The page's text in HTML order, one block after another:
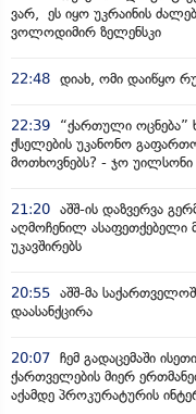
ვარ, ეს იყო უკრაინის
ვოლოდიმირ ზელენსკი
22:48 დიახ, ომი დაიწყო
22:39
“ქართული
ქსელების უკანონო
მოთხოვნებს? - ჯო უილსონი
21:20 აშშ-ის დაზვერვა
აღმოჩენილ
უკავშირებს
20:55 აშშ-მა
დაასანქცირა
20:07 ჩემ გადაცემაში
ქართველების მიერ
აქამდე პროკურატურის